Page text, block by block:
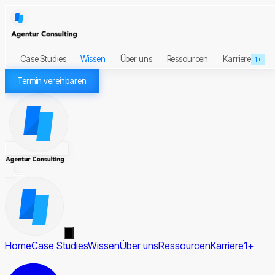
Case Studies Wissen Über uns Ressourcen Karriere 1+
Termin vereinbaren
HomeCase StudiesWissenÜber unsRessourcenKarriere1+